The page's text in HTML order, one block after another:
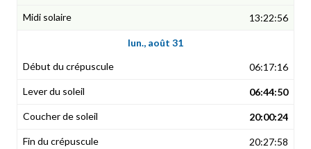
13:22:56
lun., août 31
06:17:16
06:44:50
20:00:24
20:27:58